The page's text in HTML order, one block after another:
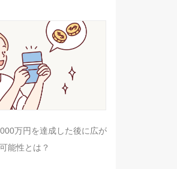
万円を達成した後に広が
能性とは？